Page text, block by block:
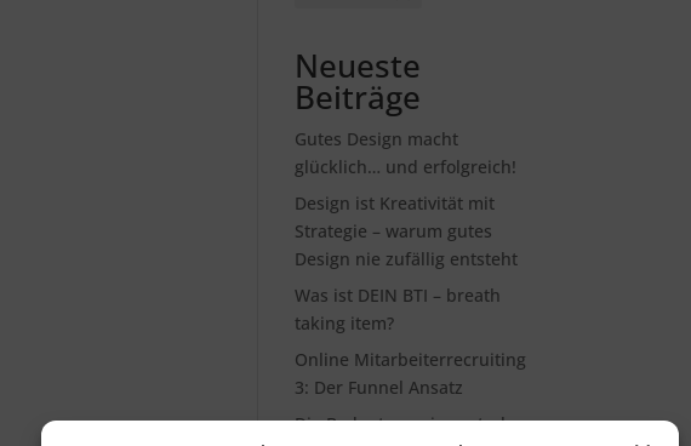
Neueste
Beiträge
Gutes Design macht
glücklich… und erfolgreich!
Design ist Kreativität mit
Strategie – warum gutes
Design nie zufällig entsteht
Was ist DEIN BTI – breath
taking item?
Online Mitarbeiterrecruiting
3: Der Funnel Ansatz
Die Bedeutung eines starken